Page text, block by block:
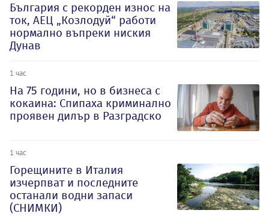
България с рекорден износ на
ток, АЕЦ „Козлодуй“ работи
нормално въпреки ниския
Дунав
1 час
На 75 години, но в бизнеса с
кокаина: Спипаха криминално
проявен дилър в Разградско
1 час
Горещините в Италия
изчерпват и последните
останали водни запаси
(СНИМКИ)